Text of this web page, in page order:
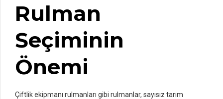
Rulman
Seçiminin
Önemi
Çiftlik ekipmanı rulmanları gibi rulmanlar, sayısız tarım